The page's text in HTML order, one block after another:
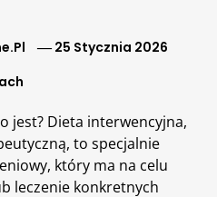
25 Stycznia 2026
jest? Dieta interwencyjna,
to specjalnie
który ma na celu
leczenie konkretnych